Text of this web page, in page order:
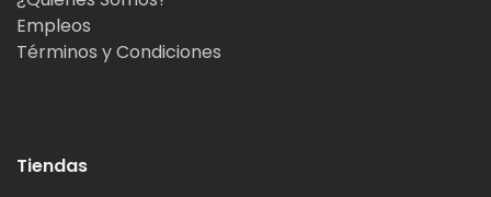
Empleos
Términos y Condiciones
Tiendas